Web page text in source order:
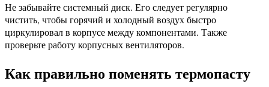
Не забывайте системный диск. Его следует регулярно
чистить, чтобы горячий и холодный воздух быстро
циркулировал в корпусе между компонентами. Также
проверьте работу корпусных вентиляторов.
Как правильно поменять термопасту